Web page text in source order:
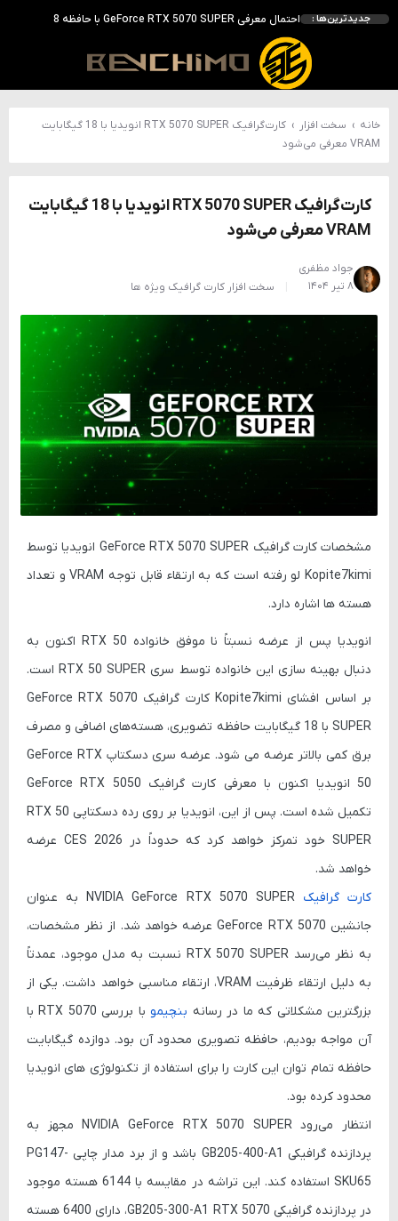
جدیدترین‌ها :
انویدیا DLSS 5 را با سه مدل هوش مصنوعی معرفی کرد؛ انتقادهای اولیه نتیجه داد
انویدیا پردازنده 88 هسته‌ای Vera را معرفی کرد؛ CPU اختصاصی برای نسل بعدی هوش مصنوعی
بالاخره سنسور Hotspot کارت‌های RTX 50 ظاهر شد؛ HWMonitor 1.65 تنها نماینده نمایش نیست
بررسی کیس GAMDIAS NESO P1 Pro؛ فول‌تاوری مهندسی‌شده برای سیستم‌های رده‌بالا
خانه › سخت افزار ›
کارت‌گرافیک RTX 5070 SUPER انویدیا با 18 گیگابایت
VRAM معرفی می‌شود
کارت‌گرافیک RTX 5070 SUPER انویدیا با 18 گیگابایت
VRAM معرفی می‌شود
جواد مظفری
۸ تیر ۱۴۰۴
سخت افزار کارت گرافیک ویژه ها
مشخصات کارت گرافیک GeForce RTX 5070 SUPER انویدیا توسط
Kopite7kimi لو رفته است که به ارتقاء قابل توجه VRAM و تعداد
هسته ها اشاره دارد.
انویدیا پس از عرضه نسبتاً نا موفق خانواده RTX 50 اکنون به
دنبال بهینه سازی این خانواده توسط سری RTX 50 SUPER است.
بر اساس افشای Kopite7kimi کارت گرافیک GeForce RTX 5070
SUPER با 18 گیگابایت حافظه تضویری، هسته‌های اضافی و مصرف
برق کمی بالاتر عرضه می شود. عرضه سری دسکتاپ GeForce RTX
50 انویدیا اکنون با معرفی کارت گرافیک GeForce RTX 5050
تکمیل شده است. پس از این، انویدیا بر روی رده دسکتاپی RTX 50
SUPER خود تمرکز خواهد کرد که حدوداً در CES 2026 عرضه
خواهد شد.
کارت گرافیک
NVIDIA GeForce RTX 5070 SUPER به عنوان
جانشین GeForce RTX 5070 عرضه خواهد شد. از نظر مشخصات،
به نظر می‌رسد RTX 5070 SUPER نسبت به مدل موجود، عمدتاً
به دلیل ارتقاء ظرفیت VRAM، ارتقاء مناسبی خواهد داشت. یکی از
بزرگترین مشکلاتی که ما در رسانه بنچیمو
با بررسی RTX 5070 با
آن مواجه بودیم، حافظه تصویری محدود آن بود. دوازده گیگابایت
حافظه تمام توان این کارت را برای استفاده از تکنولوژی های انویدیا
محدود کرده بود.
انتظار می‌رود NVIDIA GeForce RTX 5070 SUPER مجهز به
پردازنده گرافیکی GB205-400-A1 باشد و از برد مدار چاپی PG147-
SKU65 استفاده کند. این تراشه در مقایسه با 6144 هسته موجود
در پردازنده گرافیکی GB205-300-A1 RTX 5070، دارای 6400 هسته